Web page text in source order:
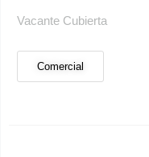
Vacante Cubierta
Comercial